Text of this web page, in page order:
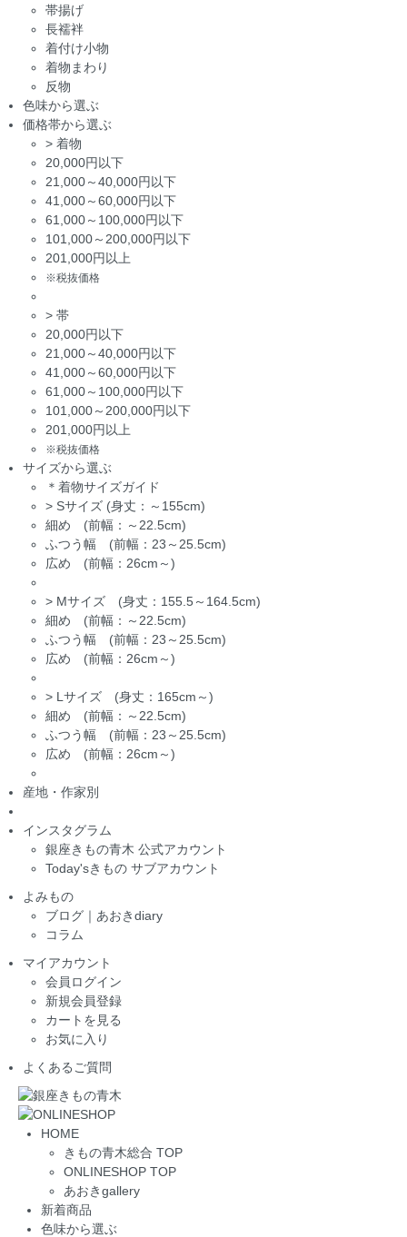
帯揚げ
長襦袢
着付け小物
着物まわり
反物
色味から選ぶ
価格帯から選ぶ
> 着物
20,000円以下
21,000～40,000円以下
41,000～60,000円以下
61,000～100,000円以下
101,000～200,000円以下
201,000円以上
※税抜価格
> 帯
20,000円以下
21,000～40,000円以下
41,000～60,000円以下
61,000～100,000円以下
101,000～200,000円以下
201,000円以上
※税抜価格
サイズから選ぶ
＊着物サイズガイド
> Sサイズ (身丈：～155cm)
細め (前幅：～22.5cm)
ふつう幅 (前幅：23～25.5cm)
広め (前幅：26cm～)
> Mサイズ (身丈：155.5～164.5cm)
細め (前幅：～22.5cm)
ふつう幅 (前幅：23～25.5cm)
広め (前幅：26cm～)
> Lサイズ (身丈：165cm～)
細め (前幅：～22.5cm)
ふつう幅 (前幅：23～25.5cm)
広め (前幅：26cm～)
産地・作家別
インスタグラム
銀座きもの青木 公式アカウント
Today'sきもの サブアカウント
よみもの
ブログ｜あおきdiary
コラム
マイアカウント
会員ログイン
新規会員登録
カートを見る
お気に入り
よくあるご質問
HOME
きもの青木総合 TOP
ONLINESHOP TOP
あおきgallery
新着商品
色味から選ぶ